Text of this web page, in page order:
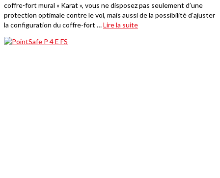
coffre-fort mural « Karat », vous ne disposez pas seulement d’une
protection optimale contre le vol, mais aussi de la possibilité d’ajuster
la configuration du coffre-fort …Lire la suite